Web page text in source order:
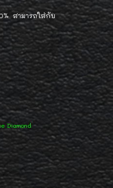
สามารถใส่กับ
Diamond